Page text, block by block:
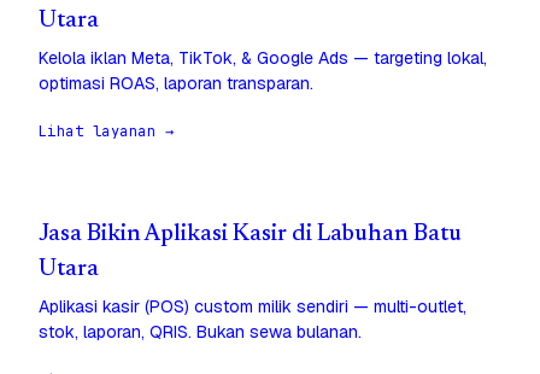
Utara
Kelola iklan Meta, TikTok, & Google Ads — targeting lokal,
optimasi ROAS, laporan transparan.
Lihat layanan →
Jasa Bikin Aplikasi Kasir di Labuhan Batu
Utara
Aplikasi kasir (POS) custom milik sendiri — multi-outlet,
stok, laporan, QRIS. Bukan sewa bulanan.